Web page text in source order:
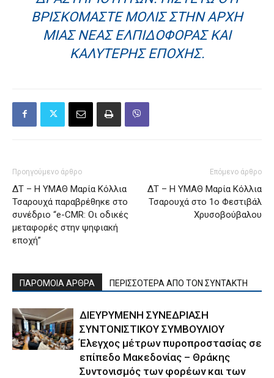
ΒΡΙΣΚΌΜΑΣΤΕ ΜΌΛΙΣ ΣΤΗΝ ΑΡΧΉ
ΜΙΑΣ ΝΈΑΣ ΕΛΠΙΔΟΦΌΡΑΣ ΚΑΙ
ΚΑΛΎΤΕΡΗΣ ΕΠΟΧΉΣ.
Προηγούμενο άρθρο
ΔΤ – Η ΥΜΑΘ Μαρία Κόλλια
Τσαρουχά παραβρέθηκε στο
συνέδριο “e-CMR: Οι οδικές
μεταφορές στην ψηφιακή
εποχή”
Επόμενο άρθρο
ΔΤ – Η ΥΜΑΘ Μαρία Κόλλια
Τσαρουχά στο 1ο Φεστιβάλ
Χρυσοβούβαλου
ΠΑΡΟΜΟΙΑ ΑΡΘΡΑ ΠΕΡΙΣΣΟΤΕΡΑ ΑΠΟ ΤΟΝ ΣΥΝΤΑΚΤΗ
ΔΙΕΥΡΥΜΕΝΗ ΣΥΝΕΔΡΙΑΣΗ
ΣΥΝΤΟΝΙΣΤΙΚΟΥ ΣΥΜΒΟΥΛΙΟΥ
Έλεγχος μέτρων πυροπροστασίας σε
επίπεδο Μακεδονίας – Θράκης
Συντονισμός των φορέων και των